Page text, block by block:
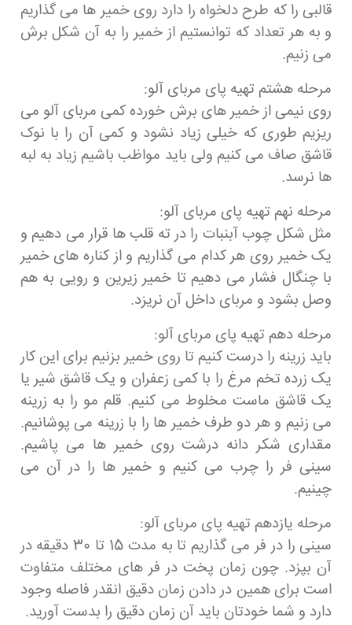
قالبی را که طرح دلخواه را دارد روی خمیر ها می گذاریم
و به هر تعداد که توانستیم از خمیر را به آن شکل برش
می زنیم.
مرحله هشتم تهیه پای مربای آلو:
روی نیمی از خمیر های برش خورده کمی مربای آلو می
ریزیم طوری که خیلی زیاد نشود و کمی آن را با نوک
قاشق صاف می کنیم ولی باید مواظب باشیم زیاد به لبه
ها نرسد.
مرحله نهم تهیه پای مربای آلو:
مثل شکل چوب آبنبات را در ته قلب ها قرار می دهیم و
یک خمیر روی هر کدام می گذاریم و از کناره های خمیر
با چنگال فشار می دهیم تا خمیر زیرین و رویی به هم
وصل بشود و مربای داخل آن نریزد.
مرحله دهم تهیه پای مربای آلو:
باید زرینه را درست کنیم تا روی خمیر بزنیم برای این کار
یک زرده تخم مرغ را با کمی زعفران و یک قاشق شیر یا
یک قاشق ماست مخلوط می کنیم. قلم مو را به زرینه
می زنیم و هر دو طرف خمیر ها را با زرینه می پوشانیم.
مقداری شکر دانه درشت روی خمیر ها می پاشیم.
سینی فر را چرب می کنیم و خمیر ها را در آن می
چینیم.
مرحله یازدهم تهیه پای مربای آلو:
سینی را در فر می گذاریم تا به مدت 15 تا 30 دقیقه در
آن بپزد. چون زمان پخت در فر های مختلف متفاوت
است برای همین در دادن زمان دقیق انقدر فاصله وجود
دارد و شما خودتان باید آن زمان دقیق را بدست آورید.